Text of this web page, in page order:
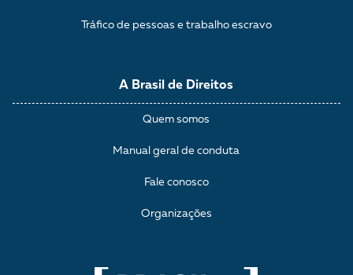
A Brasil de Direitos
Quem somos
Manual geral de conduta
Fale conosco
Organizações
Tráfico de pessoas e trabalho escravo